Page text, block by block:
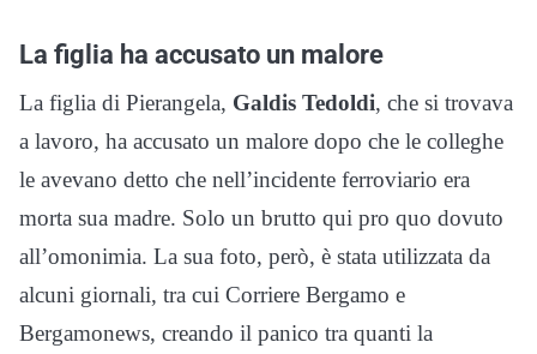
La figlia ha accusato un malore
La figlia di Pierangela, Galdis Tedoldi, che si trovava
a lavoro, ha accusato un malore dopo che le colleghe
le avevano detto che nell’incidente ferroviario era
morta sua madre. Solo un brutto qui pro quo dovuto
all’omonimia. La sua foto, però, è stata utilizzata da
alcuni giornali, tra cui Corriere Bergamo e
Bergamonews, creando il panico tra quanti la